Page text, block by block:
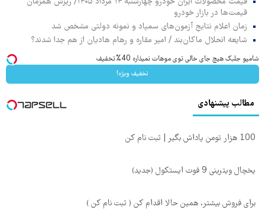
قیمت‌ها در بازار خودرو
زمان اعلام نتایج آزمون‌های سمپاد و نمونه دولتی مشخص شد
شایعه انحلال ماکان‌بند / امیر مقاره و رهام هادیان از هم جدا شدند؟
شامپو جلبک هیچ جای خالی توی موهات نمیذاره 40%تخفیف
تخفیف ویژه!
مطالب پیشنهادی
100 هزار تومن پاداش بگیر | ثبت نام کن
یخچال ویترینی 9 فوت ایستکول (جدید)
برای فروش بیشتر، همین حالا اقدام کن ( ثبت نام کن )